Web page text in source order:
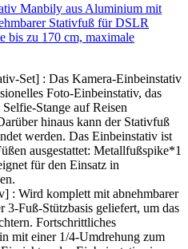
Manbily aus Aluminium mit
Stativfuß für DSLR
bis zu 170 cm, maximale
Set] : Das Kamera-Einbeinstativ
Foto-Einbeinstativ, das
Stange auf Reisen
hinaus kann der Stativfuß
werden. Das Einbeinstativ ist
ausgestattet: Metallfußspike*1
für den Einsatz in
: Wird komplett mit abnehmbarer
3-Fuß-Stützbasis geliefert, um das
Fortschrittliches
mit einer 1/4-Umdrehung zum